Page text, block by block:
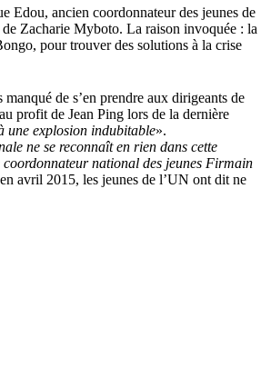
Edou, ancien coordonnateur des jeunes de
Zacharie Myboto. La raison invoquée : la
pour trouver des solutions à la crise
de s’en prendre aux dirigeants de
profit de Jean Ping lors de la dernière
une explosion indubitable».
ne se reconnaît en rien dans cette
national des jeunes Firmain
avril 2015, les jeunes de l’UN ont dit ne